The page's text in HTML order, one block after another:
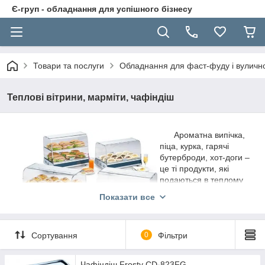
Є-груп - обладнання для успішного бізнесу
Товари та послуги Обладнання для фаст-фуду і
Теплові вітрини, марміти, чафіндіш
Ароматна випічка,
піца, курка, гарячі
бутерброди, хот-доги –
це ті продукти, які
подаються в теплому
зберегти продукти в теплому вигляді? Наша компанія
пропонує широкий ряд моделейтеплових вітрин, які
створені для того, щоб короткочасно зберігати і наочно
Показати все
Сортування 0 Фільтри